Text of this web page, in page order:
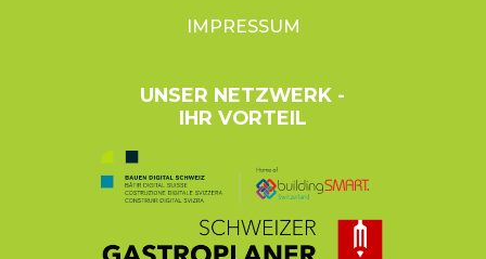
IMPRESSUM
UNSER NETZWERK -
IHR VORTEIL